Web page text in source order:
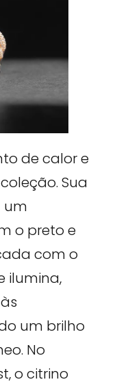
de calor e
Sua
um
o preto e
com o
ilumina,
um brilho
No
o citrino